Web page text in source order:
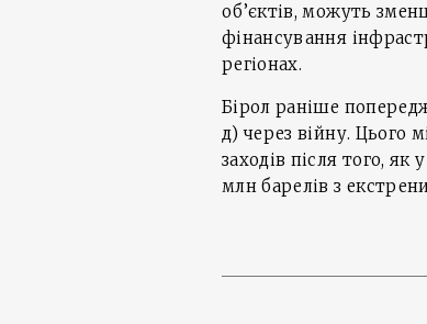
об’єктів, можуть
фінансування
регіонах.
Бірол раніше
д) через війну. Цього
заходів після того,
млн барелів з